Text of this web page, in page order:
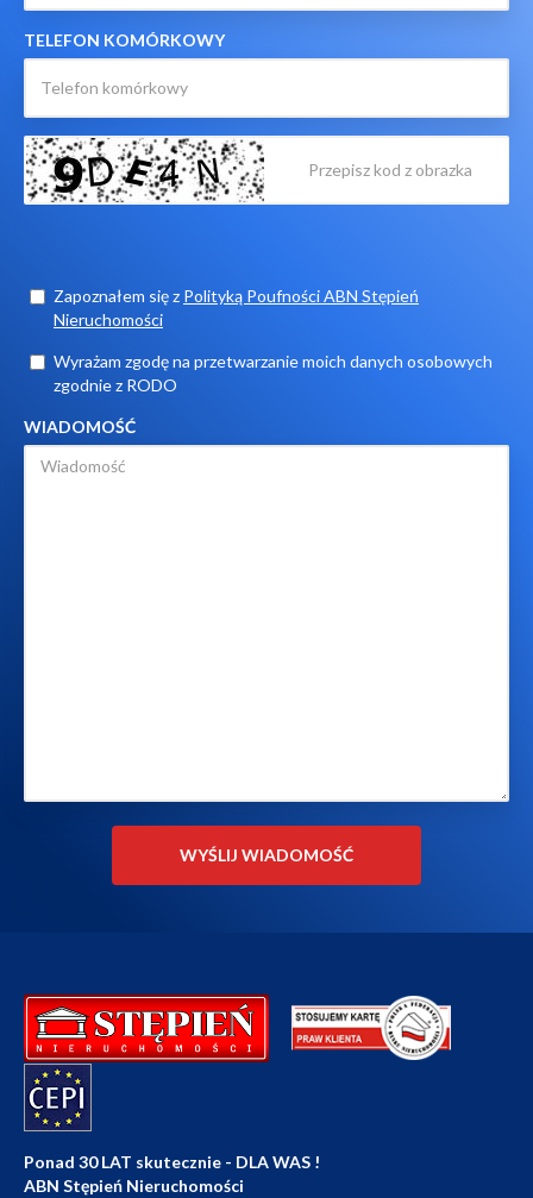
TELEFON KOMÓRKOWY
Zapoznałem się z Polityką Poufności ABN Stępień
Nieruchomości
Wyrażam zgodę na przetwarzanie moich danych osobowych
zgodnie z RODO
WIADOMOŚĆ
Ponad 30 LAT skutecznie - DLA WAS !
ABN Stępień Nieruchomości